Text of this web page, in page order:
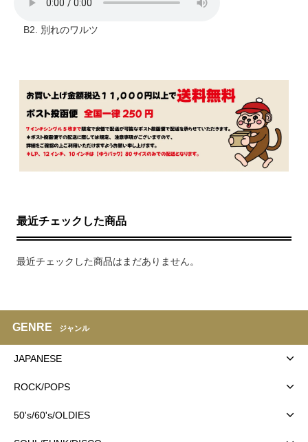
B2. 別れのワルツ
最近チェックした商品
最近チェックした商品はまだありません。
GENRE ジャンル
JAPANESE
ROCK/POPS
50's/60's/OLDIES